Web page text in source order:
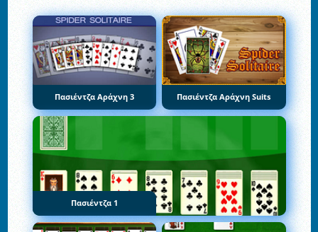
Πασιέντζα Αράχνη 3 Πασιέντζα Αράχνη Suits
Πασιέντζα 1